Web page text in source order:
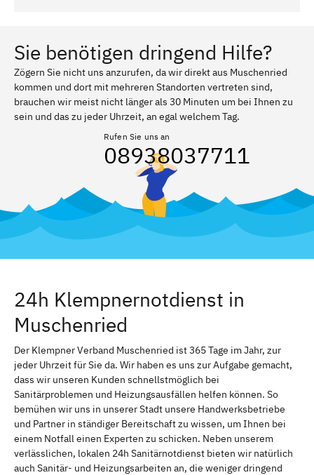
Sie benötigen dringend Hilfe?
Zögern Sie nicht uns anzurufen, da wir direkt aus Muschenried
kommen und dort mit mehreren Standorten vertreten sind,
brauchen wir meist nicht länger als 30 Minuten um bei Ihnen zu
sein und das zu jeder Uhrzeit, an egal welchem Tag.
Rufen Sie uns an
08938037711
24h Klempnernotdienst in
Muschenried
Der Klempner Verband Muschenried ist 365 Tage im Jahr, zur
jeder Uhrzeit für Sie da. Wir haben es uns zur Aufgabe gemacht,
dass wir unseren Kunden schnellstmöglich bei
Sanitärproblemen und Heizungsausfällen helfen können. So
bemühen wir uns in unserer Stadt unsere Handwerksbetriebe
und Partner in ständiger Bereitschaft zu wissen, um Ihnen bei
einem Notfall einen Experten zu schicken. Neben unserem
verlässlichen, lokalen 24h Sanitärnotdienst bieten wir natürlich
auch Sanitär- und Heizungsarbeiten an, die weniger dringend